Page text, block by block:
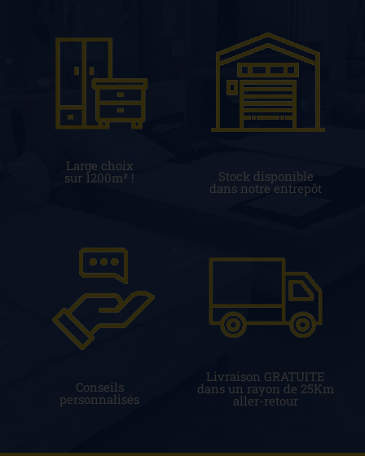
Large choix
sur 1200m² ! Stock disponible
dans notre entrepôt
Conseils
personnalisés
Livraison GRATUITE
dans un rayon de 25Km
aller-retour